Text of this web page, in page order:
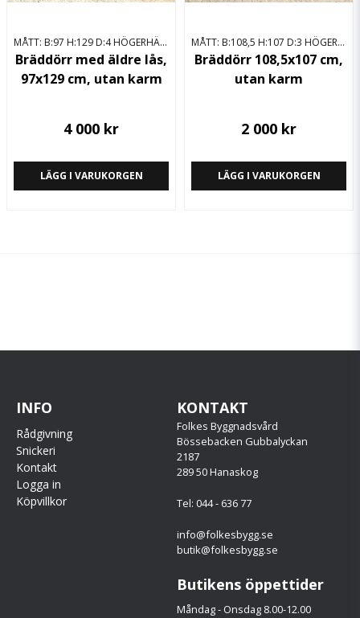
MÅTT: B:97 H:129 D:4 HÖGERHÄNGD
Bräddörr med äldre lås,
97x129 cm, utan karm
4 000 kr
LÄGG I VARUKORGEN
MÅTT: B:108,5 H:107 D:3 HÖGERHÄNGD
Bräddörr 108,5x107 cm,
utan karm
2 000 kr
LÄGG I VARUKORGEN
INFO
Rådgivning
Snickeri
Kontakt
Logga in
Köpvillkor
KONTAKT
Folkes Byggnadsvård
Bössebacken Gubbalyckan
2187
289 50 Hanaskog
Tel: 044 - 636 77
info@folkesbygg.se
butik@folkesbygg.se
Butikens öppettider
Måndag - Onsdag 8.00-12.00